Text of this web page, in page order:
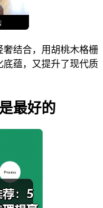
结合，用胡桃木格栅
蕴，又提升了现代质
最好的